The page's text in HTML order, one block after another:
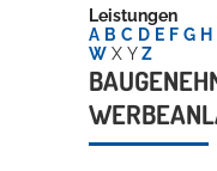
Kultur
Leistungen
A B C D E F G H
W X Y Z